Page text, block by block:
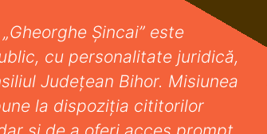
Șincai” este
cu personalitate juridică,
Judeţean Bihor. Misiunea
la dispoziţia cititorilor